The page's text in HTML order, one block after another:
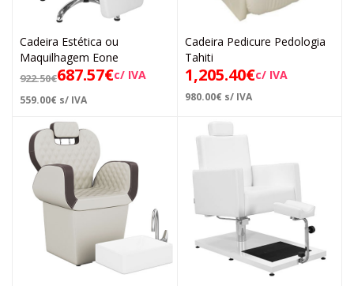
Cadeira Estética ou
Maquilhagem Eone
922.50€687.57€c/ IVA
559.00€ s/ IVA
Cadeira Pedicure Pedologia
Tahiti
1,205.40€c/ IVA
980.00€ s/ IVA